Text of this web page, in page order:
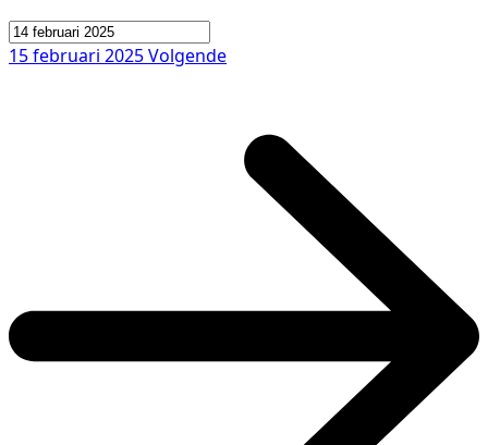
15 februari 2025Volgende